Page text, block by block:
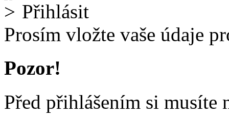
Přihlásit
Prosím vložte vaše údaje
Pozor!
Před přihlášením si musíte